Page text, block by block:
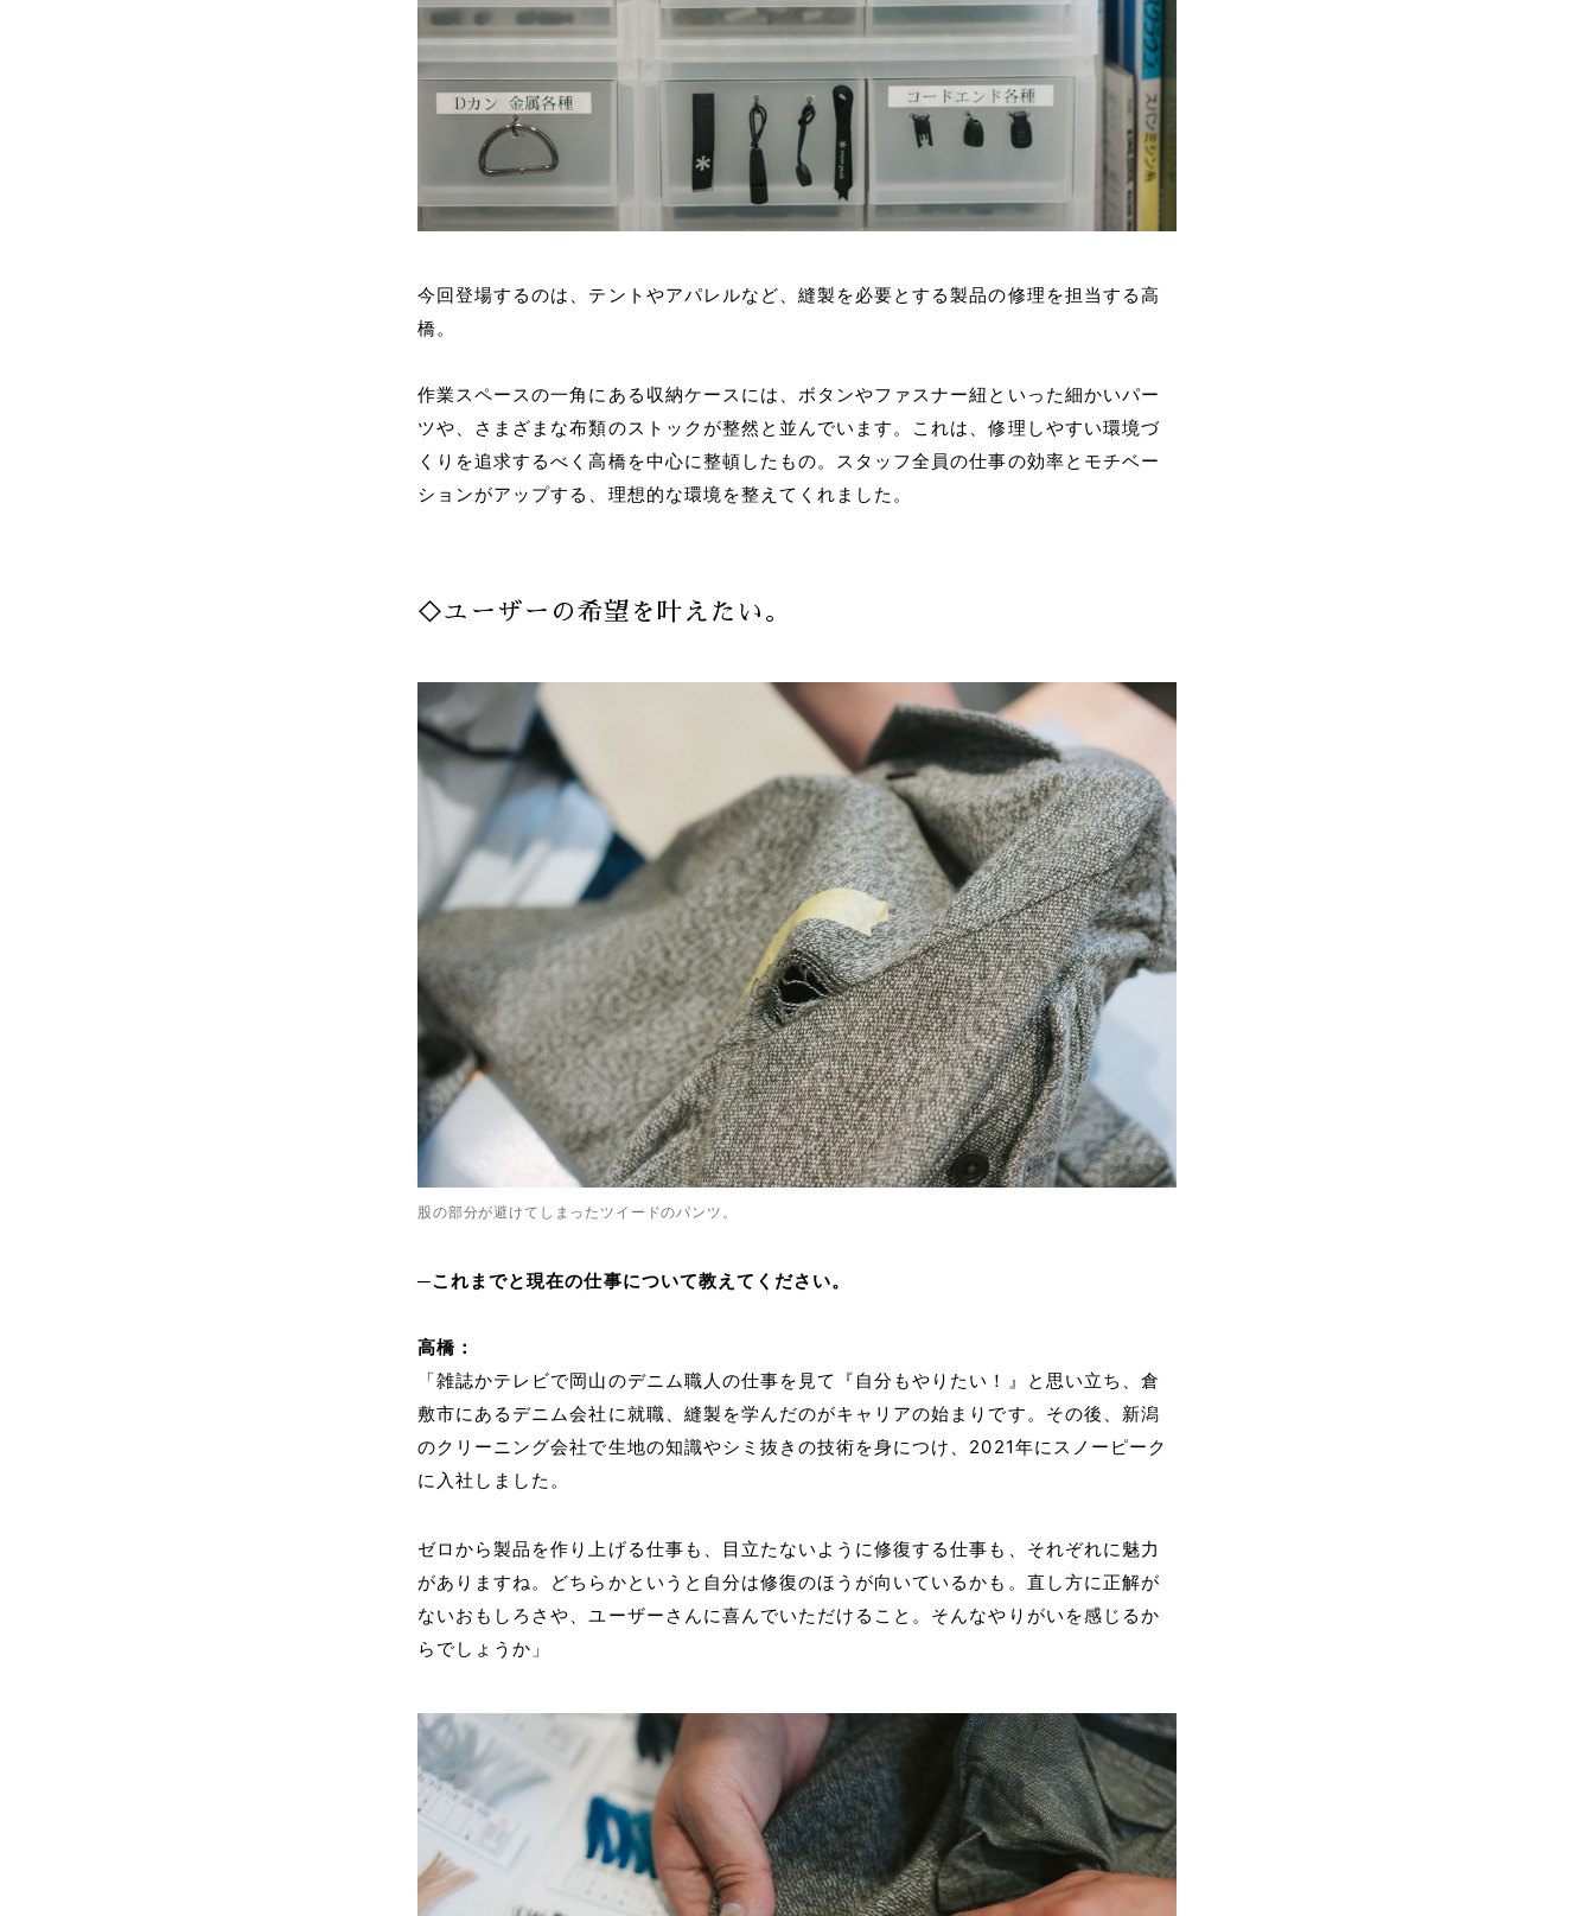
今回登場するのは、テントやアパレルなど、縫製を必要とする製品の修理を担当する高
橋。
作業スペースの一角にある収納ケースには、ボタンやファスナー紐といった細かいパー
ツや、さまざまな布類のストックが整然と並んでいます。これは、修理しやすい環境づ
くりを追求するべく高橋を中心に整頓したもの。スタッフ全員の仕事の効率とモチベー
ションがアップする、理想的な環境を整えてくれました。
◇ユーザーの希望を叶えたい。
股の部分が避けてしまったツイードのパンツ。
─これまでと現在の仕事について教えてください。
高橋：
「雑誌かテレビで岡山のデニム職人の仕事を見て『自分もやりたい！』と思い立ち、倉
敷市にあるデニム会社に就職、縫製を学んだのがキャリアの始まりです。その後、新潟
のクリーニング会社で生地の知識やシミ抜きの技術を身につけ、2021年にスノーピーク
に入社しました。
ゼロから製品を作り上げる仕事も、目立たないように修復する仕事も、それぞれに魅力
がありますね。どちらかというと自分は修復のほうが向いているかも。直し方に正解が
ないおもしろさや、ユーザーさんに喜んでいただけること。そんなやりがいを感じるか
らでしょうか」